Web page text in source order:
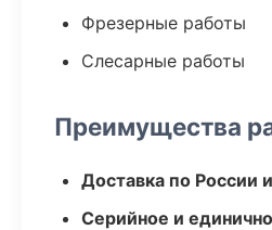
Фрезерные работы
Слесарные работы
Преимущества
Доставка по России
Серийное и